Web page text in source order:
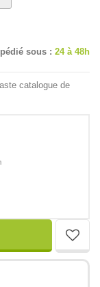
sous : 24 à 48h
catalogue de